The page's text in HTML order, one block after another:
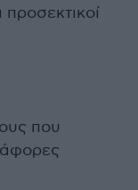
προσεκτικοί
που